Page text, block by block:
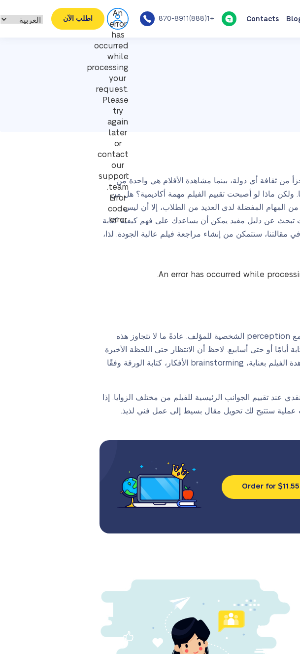
Contacts
+1(888)870-8911
An
error
has
occurred
while
processing
your
request.
Please
try
again
later
or
contact
our
support
team.
Error
code
error:
اطلب الآن
من ثقافة أي دولة، بينما مشاهدة الأفلام هي واحدة من
ولكن ماذا لو أصبحت تقييم الفيلم مهمة أكاديمية؟ هل من
المهام المفضلة لدى العديد من الطلاب، إلا أن ليس
تبحث عن دليل مفيد يمكن أن يساعدك على فهم كيفية كتابة
مقالتنا، ستتمكن من إنشاء مراجعة فيلم عالية الجودة. لذا،
An error has occurred while
بشكل أساسي، مراجعة الفيلم هي مزيج متوازن من التحليل النقدي للفيلم المحدد مع perception الشخصية للمؤلف. عادةً ما لا تتجاوز هذه
أو حتى أسابيع. لاحظ أن الانتظار حتى اللحظة الأخيرة
لكتابة مراجعتك، ستفشل في هذه المهمة لأن كتابة ورقة رائعة مستحيلة دون مشاهدة الفيلم بعناية، brainstorming الأفكار، كتابة الورقة وفقًا
عند تقييم الجوانب الرئيسية للفيلم من مختلف الزوايا. إذا
عملية ستتيح لك تحويل مقال بسيط إلى عمل فني لذيذ.
Order for $11.55